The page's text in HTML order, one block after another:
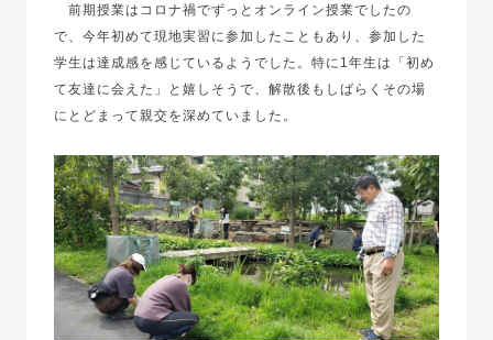
前期授業はコロナ禍でずっとオンライン授業でしたの
で、今年初めて現地実習に参加したこともあり、参加した
学生は達成感を感じているようでした。特に1年生は「初め
て友達に会えた」と嬉しそうで、解散後もしばらくその場
にとどまって親交を深めていました。